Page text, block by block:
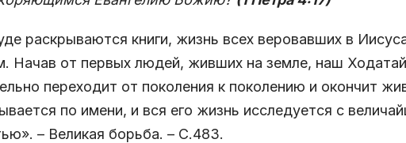
раскрываются книги, жизнь всех веровавших в
Начав от первых людей, живших на земле, наш Ходатай
переходит от поколения к поколению и окончит
по имени, и вся его жизнь исследуется с
– Великая борьба. – С.483.